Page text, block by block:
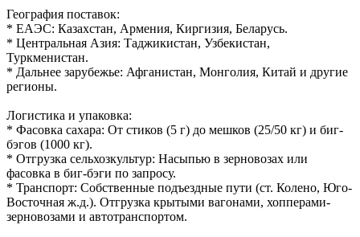
География поставок:
* ЕАЭС: Казахстан, Армения, Киргизия, Беларусь.
* Центральная Азия: Таджикистан, Узбекистан,
Туркменистан.
* Дальнее зарубежье: Афганистан, Монголия, Китай и другие
регионы.
Логистика и упаковка:
* Фасовка сахара: От стиков (5 г) до мешков (25/50 кг) и биг-
бэгов (1000 кг).
* Отгрузка сельхозкультур: Насыпью в зерновозах или
фасовка в биг-бэги по запросу.
* Транспорт: Собственные подъездные пути (ст. Колено, Юго-
Восточная ж.д.). Отгрузка крытыми вагонами, хопперами-
зерновозами и автотранспортом.